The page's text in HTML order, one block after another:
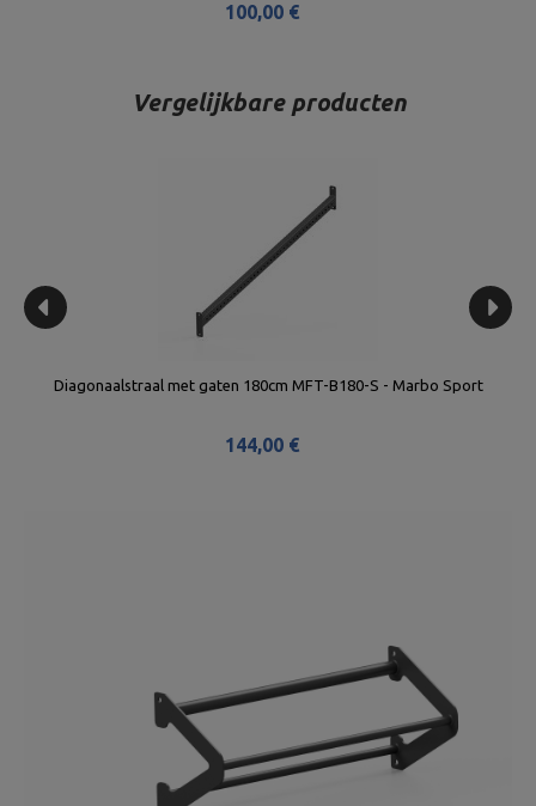
100,00 €
Vergelijkbare producten
Diagonaalstraal met gaten 180cm MFT-B180-S - Marbo Sport
144,00 €